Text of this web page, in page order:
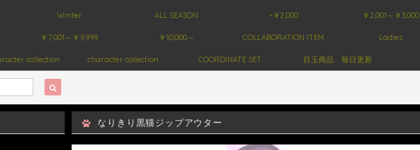
Winter ALL SEASON ~￥2,000 ￥2,001～￥3,000
￥7,001～￥9,999 ￥10,000～ COLLABORATION ITEM Ladies
collection character collection COORDINATE SET 目玉商品 毎日更新
なりきり黒猫ジップアウター